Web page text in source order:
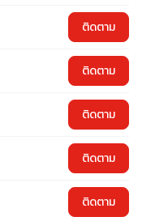
ติดตาม
ติดตาม
ติดตาม
ติดตาม
ติดตาม